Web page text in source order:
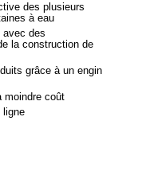
des plusieurs
à eau
avec des
la construction de
grâce à un engin
moindre coût
ligne